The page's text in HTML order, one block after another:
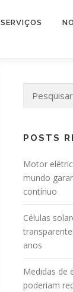
SERVIÇOS
por:
POSTS
Motor
mundo
contínuo
Células
anos
Medidas de
poderiam